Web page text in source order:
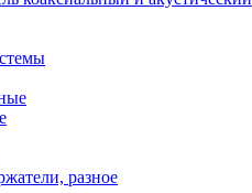
разное